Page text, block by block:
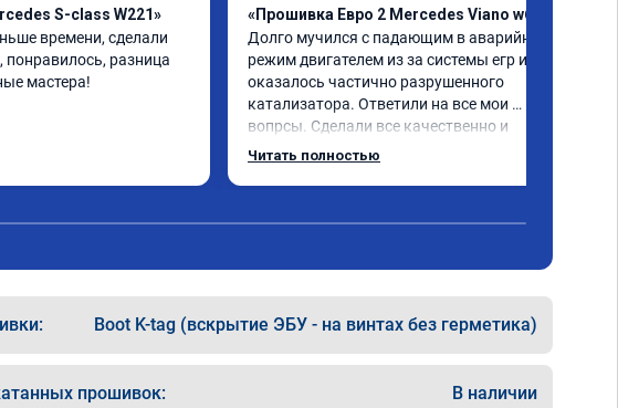
S-class W221»
времени, сделали
разница
мастера!
«Прошивка Евро 2 Mercedes Viano w639»
Долго мучился с падающим в аварийный
режим двигателем из за системы егр и как
оказалось частично разрушенного
катализатора. Ответили на все мои
вопрсы. Сделали все качественно и
несмотря на конец рабочего дня
Читать полностью
Boot K-tag (вскрытие ЭБУ - на винтах без герметика)
прошивок: В наличии